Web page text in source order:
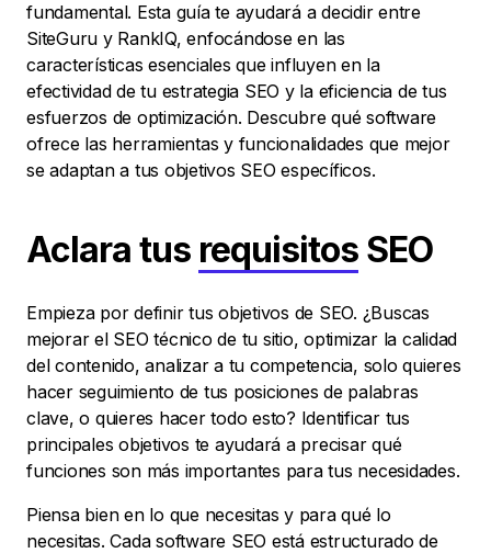
fundamental. Esta guía te ayudará a decidir entre
SiteGuru y RankIQ, enfocándose en las
características esenciales que influyen en la
efectividad de tu estrategia SEO y la eficiencia de tus
esfuerzos de optimización. Descubre qué software
ofrece las herramientas y funcionalidades que mejor
se adaptan a tus objetivos SEO específicos.
Aclara tus requisitos SEO
Empieza por definir tus objetivos de SEO. ¿Buscas
mejorar el SEO técnico de tu sitio, optimizar la calidad
del contenido, analizar a tu competencia, solo quieres
hacer seguimiento de tus posiciones de palabras
clave, o quieres hacer todo esto? Identificar tus
principales objetivos te ayudará a precisar qué
funciones son más importantes para tus necesidades.
Piensa bien en lo que necesitas y para qué lo
necesitas. Cada software SEO está estructurado de